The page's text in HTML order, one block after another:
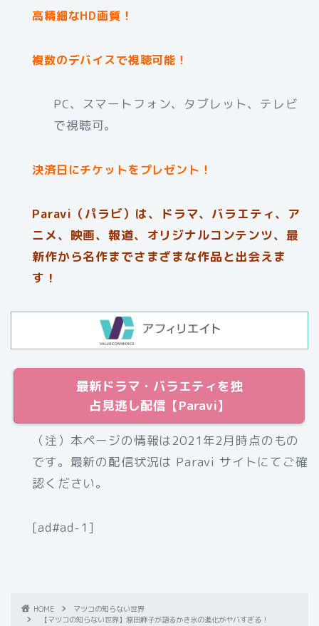
高精細なHD画質！
複数のデバイスで視聴可能！
PC、スマートフォン、タブレット、テレビ
で視聴可。
決済日にチケットをプレゼント！
Paravi（パラビ）は、ドラマ、バラエティ、ア
ニメ、映画、報道、オリジナルコンテンツ、最
新作から名作までさまざまな作品と出会えま
す！
最新ドラマ・バラエティを独
占見逃し配信【Paravi】
（注）本ページの情報は2021年2月時点のもの
です。最新の配信状況は Paravi サイトにてご確
認ください。
[ad#ad-1]
HOME
マツコの知らない世界
【マツコの知らない世界】原田麻子が語るかき氷の進化がヤバすぎる！